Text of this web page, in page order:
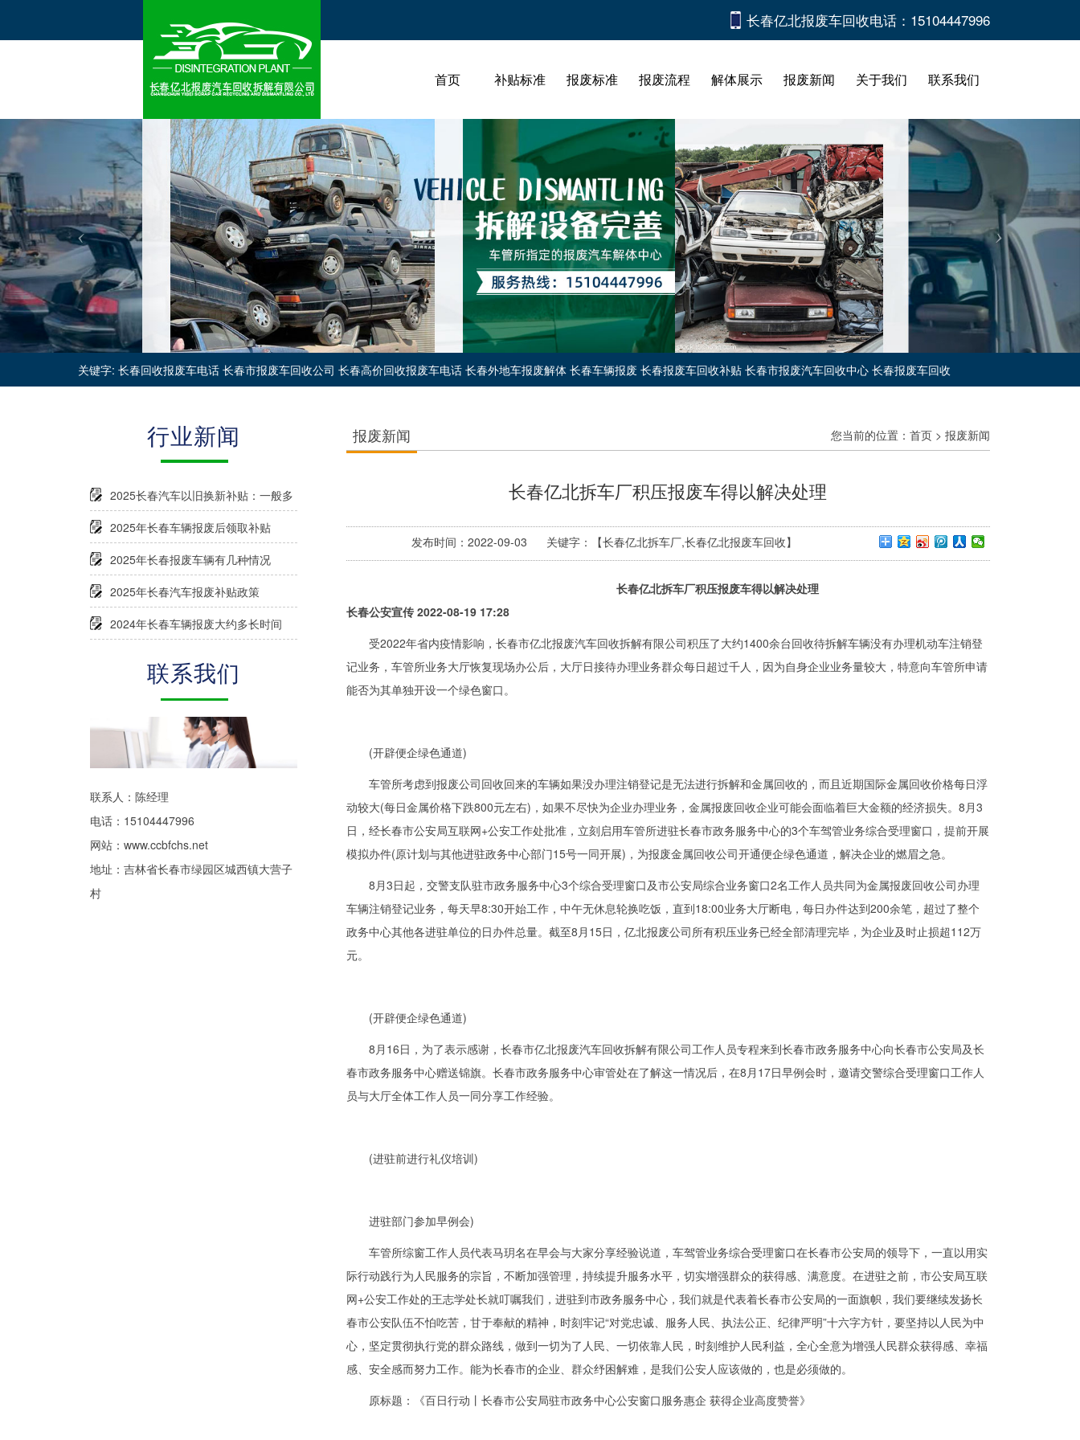
长春亿北报废车回收电话：15104447996
首页 补贴标准 报废标准 报废流程 解体展示 报废新闻 关于我们 联系我们
关键字: 长春回收报废车电话 长春市报废车回收公司 长春高价回收报废车电话 长春外地车报废解体 长春车辆报废 长春报废车回收补贴 长春市报废汽车回收中心 长春报废车回收
行业新闻
2025长春汽车以旧换新补贴：一般多
久能到账？
2025年长春车辆报废后领取补贴
2025年长春报废车辆有几种情况
2025年长春汽车报废补贴政策
2024年长春车辆报废大约多长时间
联系我们
联系人：陈经理
电话：15104447996
网站： www.ccbfchs.net
地址：吉林省长春市绿园区城西镇大营子
村
报废新闻 您当前的位置： 首页 > 报废新闻
长春亿北拆车厂积压报废车得以解决处理
发布时间：2022-09-03 关键字：【长春亿北拆车厂,长春亿北报废车回收】
长春亿北拆车厂积压报废车得以解决处理
长春公安宣传 2022-08-19 17:28
受2022年省内疫情影响， 长春市亿北报废汽车回收拆解有限公司积压了大约1400余台回收待拆解车辆没有办理机动车注销登
记业务，车管所业务大厅恢复现场办公后，大厅日接待办理业务群众每日超过千人，因为自身企业业务量较大，特意向车管所申请
能否为其单独开设一个绿色窗口。
(开辟便企绿色通道)
车管所考虑到报废公司回收回来的车辆如果没办理注销登记是无法进行拆解和金属回收的，而且近期国际金属回收价格每日浮
动较大(每日金属价格下跌800元左右)，如果不尽快为企业办理业务，金属报废回收企业可能会面临着巨大金额的经济损失。8月3
日，经长春市公安局互联网+公安工作处批准，立刻启用车管所进驻长春市政务服务中心的3个车驾管业务综合受理窗口，提前开展
模拟办件(原计划与其他进驻政务中心部门15号一同开展)，为报废金属回收公司开通便企绿色通道，解决企业的燃眉之急。
8月3日起，交警支队驻市政务服务中心3个综合受理窗口及市公安局综合业务窗口2名工作人员共同为金属报废回收公司办理
车辆注销登记业务，每天早8:30开始工作，中午无休息轮换吃饭，直到18:00业务大厅断电，每日办件达到200余笔，超过了整个
政务中心其他各进驻单位的日办件总量。截至8月15日，亿北报废公司所有积压业务已经全部清理完毕，为企业及时止损超112万
元。
(开辟便企绿色通道)
8月16日，为了表示感谢，长春市亿北报废汽车回收拆解有限公司工作人员专程来到长春市政务服务中心向长春市公安局及长
春市政务服务中心赠送锦旗。长春市政务服务中心审管处在了解这一情况后，在8月17日早例会时，邀请交警综合受理窗口工作人
员与大厅全体工作人员一同分享工作经验。
(进驻前进行礼仪培训)
进驻部门参加早例会)
车管所综窗工作人员代表马玥名在早会与大家分享经验说道，车驾管业务综合受理窗口在长春市公安局的领导下，一直以用实
际行动践行为人民服务的宗旨，不断加强管理，持续提升服务水平，切实增强群众的获得感、满意度。在进驻之前，市公安局互联
网+公安工作处的王志学处长就叮嘱我们，进驻到市政务服务中心，我们就是代表着长春市公安局的一面旗帜，我们要继续发扬长
春市公安队伍不怕吃苦，甘于奉献的精神，时刻牢记“对党忠诚、服务人民、执法公正、纪律严明”十六字方针，要坚持以人民为中
心，坚定贯彻执行党的群众路线，做到一切为了人民、一切依靠人民，时刻维护人民利益，全心全意为增强人民群众获得感、幸福
感、安全感而努力工作。能为长春市的企业、群众纾困解难，是我们公安人应该做的，也是必须做的。
原标题：《百日行动丨长春市公安局驻市政务中心公安窗口服务惠企 获得企业高度赞誉》